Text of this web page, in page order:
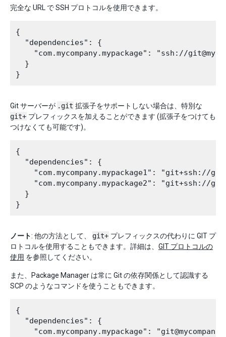
完全な URL で SSH プロトコルを使用できます。
{
  "dependencies": {
"com.mycompany.mypackage": "ssh://
  }
Git サーバーが .git 拡張子をサポートしない場合は、特別な
git+ プレフィックスを加えることができます (拡張子をつけても
つけなくても可能です)。
{
  "dependencies": {
"com.mycompany.mypackage1": "git+ssh://
"com.mycompany.mypackage2": "git+ssh://
  }
ノート: 他の方法として、 git+ プレフィックスの代わりに GIT プ
ロトコルを使用することもできます。詳細は、 GIT プロトコルの
使用 を参照してください。
また、Package Manager は常に Git の依存関係として認識する
SCP のようなコマンドを使うこともできます。
{
  "dependencies": {
"com.mycompany.mypackage":